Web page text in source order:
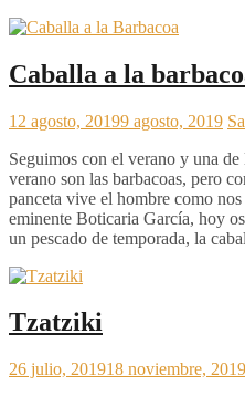
Caballa a la
12 agosto, 20199 agosto, 2019
Seguimos con el verano y una de
verano son las barbacoas, pero
panceta vive el hombre como
eminente Boticaria García, hoy
un pescado de temporada, la
Tzatziki
26 julio, 201918 noviembre, 2019